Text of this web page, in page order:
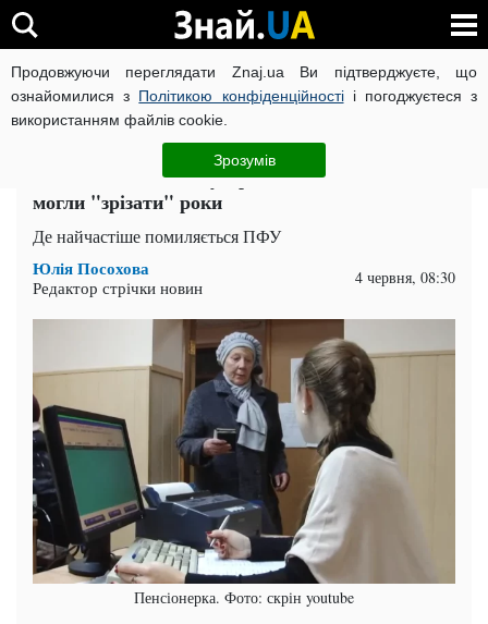
Продовжуючи переглядати Znaj.ua Ви підтверджуєте, що
ознайомилися з Політикою конфіденційностіі погоджуєтеся з
використанням файлів cookie.
Зрозумів
ВІЙНА РОСІЇ ПРОТИ УКРАЇНИ КОРОНАВІРУС В УКРАЇНІ
ЧИТАТЬ НА РУССКОМ
Пенсійний стаж під ударом: 5 ознак, що вам
могли "зрізати" роки
Де найчастіше помиляється ПФУ
Юлія Посохова
Редактор стрічки новин 4 червня, 08:30
Пенсіонерка. Фото: скрін youtube